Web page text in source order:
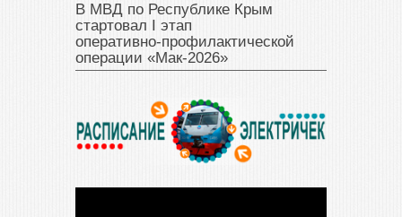
В МВД по Республике Крым
стартовал I этап
оперативно‑профилактической
операции «Мак‑2026»